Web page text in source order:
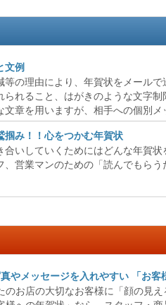
文例
の理由により、年賀状をメール
られること、はがきのような文字
章を用いますが、相手への個別メ
掴み！！心をつかむ年賀状
いしていくためにはどんな年賀
営業マンのための「読んでもら
やメッセージを入れやすい 「お客
のお店の大切なお客様に「顔の見